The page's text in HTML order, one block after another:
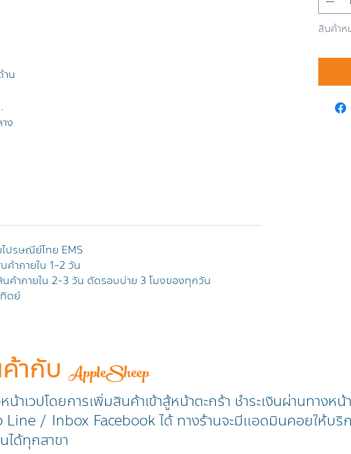
น
ง
ปรษณีย์ไทย EMS
ค้าภายใน 1-2 วัน
ค้าภายใน 2-3 วัน ตัดรอบบ่าย 3 โมงของทุกวัน
ตย์
สินค้าห
ากับ AppleSheep
าเวปโดยการเพิ่มสินค้าเข้าสู้หน้าตะกร้า ชำระเงินผ่านทางหน้า
Line / Inbox Facebook ได้ ทางร้านจะมีแอดมินคอยให้บริ
ได้ทุกสาขา